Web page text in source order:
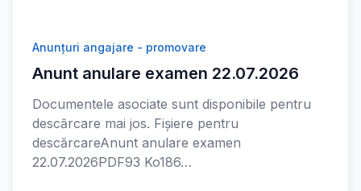
Anunțuri angajare - promovare
Anunt anulare examen 22.07.2026
Documentele asociate sunt disponibile pentru
descărcare mai jos. Fișiere pentru
descărcareAnunt anulare examen
22.07.2026PDF93 Ko186…